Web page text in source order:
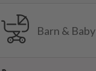
Barn & Baby